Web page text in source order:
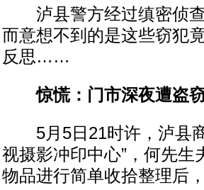
泸县警方经过缜密侦查
而意想不到的是这些窃犯
反思……
惊慌：门市深夜遭盗
5月5日21时许，泸县商
视摄影冲印中心”，何先
物品进行简单收拾整理后